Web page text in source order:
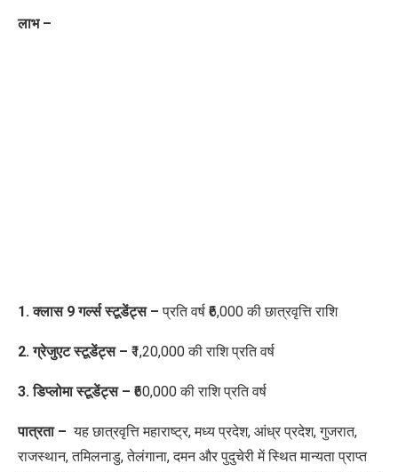
लाभ –
1. क्लास 9 गर्ल्स स्टूडेंट्स –प्रति वर्ष ₹6,000 की छात्रवृत्ति राशि
2. ग्रेजुएट स्टूडेंट्स – ₹1,20,000 की राशि प्रति वर्ष
3. डिप्लोमा स्टूडेंट्स – ₹60,000 की राशि प्रति वर्ष
पात्रता – यह छात्रवृत्ति महाराष्ट्र, मध्य प्रदेश, आंध्र प्रदेश, गुजरात,
राजस्थान, तमिलनाडु, तेलंगाना, दमन और पुदुचेरी में स्थित मान्यता प्राप्त